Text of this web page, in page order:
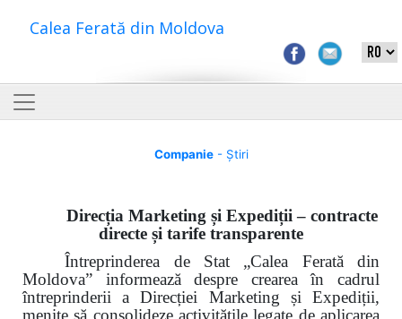
Calea Ferată din Moldova
Companie- Știri
Direcția Marketing și Expediții – contracte
directe și tarife transparente
Întreprinderea de Stat „Calea Ferată din
Moldova” informează despre crearea în cadrul
întreprinderii a Direcției Marketing și Expediții,
menite să consolideze activitățile legate de aplicarea